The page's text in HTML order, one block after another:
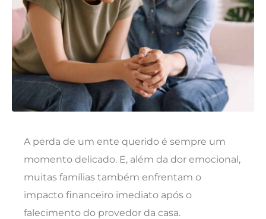
A perda de um ente querido é sempre um
momento delicado. E, além da dor emocional,
muitas famílias também enfrentam o
impacto financeiro imediato após o
falecimento do provedor da casa.